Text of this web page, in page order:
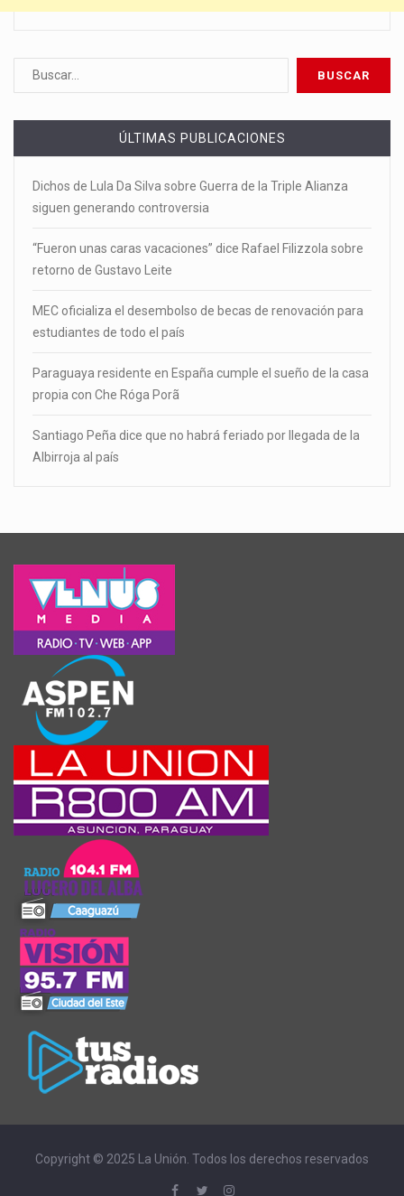
ÚLTIMAS PUBLICACIONES
Dichos de Lula Da Silva sobre Guerra de la Triple Alianza
siguen generando controversia
“Fueron unas caras vacaciones” dice Rafael Filizzola sobre
retorno de Gustavo Leite
MEC oficializa el desembolso de becas de renovación para
estudiantes de todo el país
Paraguaya residente en España cumple el sueño de la casa
propia con Che Róga Porã
Santiago Peña dice que no habrá feriado por llegada de la
Albirroja al país
Copyright © 2025 La Unión. Todos los derechos reservados